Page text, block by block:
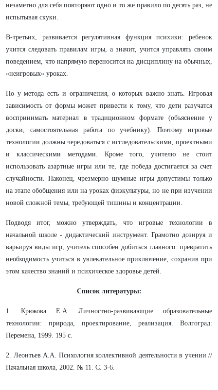
незаметно для себя повторяют одно и то же правило по десять раз, не
испытывая скуки.
В-третьих, развивается регулятивная функция психики: ребенок
учится следовать правилам игры, а значит, учится управлять своим
поведением, что напрямую переносится на дисциплину на обычных,
«неигровых» уроках.
Но у метода есть и ограничения, о которых важно знать. Игровая
зависимость от формы может привести к тому, что дети разучатся
воспринимать материал в традиционном формате (объяснение у
доски, самостоятельная работа по учебнику). Поэтому игровые
технологии должны чередоваться с исследовательскими, проектными
и классическими методами. Кроме того, учителю не стоит
использовать азартные игры или те, где победа достигается за счет
случайности. Наконец, чрезмерно шумные игры допустимы только
на этапе обобщения или на уроках физкультуры, но не при изучении
новой сложной темы, требующей тишины и концентрации.
Подводя итог, можно утверждать, что игровые технологии в
начальной школе - дидактический инструмент. Грамотно дозируя и
варьируя виды игр, учитель способен добиться главного: превратить
необходимость учиться в увлекательное приключение, сохранив при
этом качество знаний и психическое здоровье детей.
Список литературы:
1. Крюкова Е.А. Личностно-развивающие образовательные
технологии: природа, проектирование, реализация. Волгоград:
Перемена, 1999. 195 с.
2. Леонтьев А.А. Психология коллективной деятельности в учении //
Начальная школа, 2002. № 11. С. 3-6.